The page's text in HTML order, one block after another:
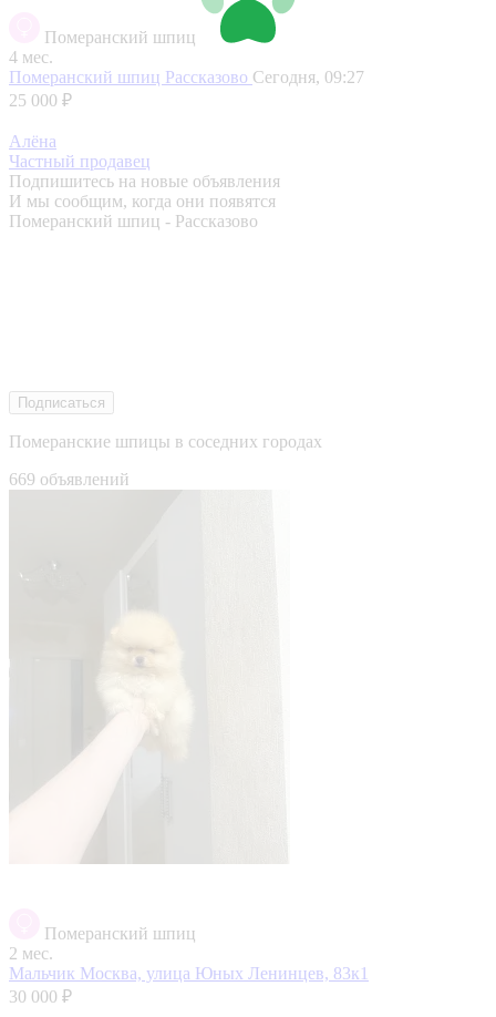
Померанский шпиц
4 мес.
Померанский шпиц Рассказово Сегодня, 09:27
25 000 ₽
Алёна
Частный продавец
Подпишитесь на новые объявления
И мы сообщим, когда они появятся
Померанский шпиц - Рассказово
Подписаться
Померанские шпицы в соседних городах
669 объявлений
Померанский шпиц
2 мес.
Мальчик Москва, улица Юных Ленинцев, 83к1
30 000 ₽